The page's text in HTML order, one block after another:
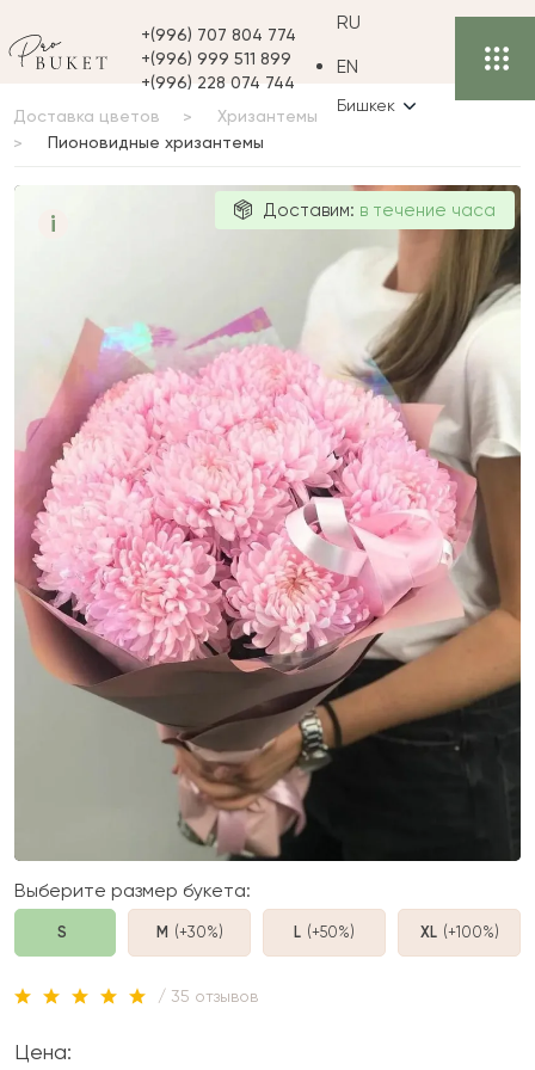
+(996) 707 804 774
+(996) 999 511 899
+(996) 228 074 744
RU
EN
Бишкек
Доставка цветов
Хризантемы
Пионовидные хризантемы
i Доставим: в течение часа
Выберите размер букета:
S M (+30%) L (+50%) XL (+100%)
/ 35 отзывов
Цена: